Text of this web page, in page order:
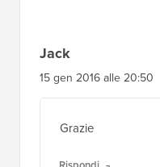
Jack
15 gen 2016 alle 20:50
Grazie
Rispondi